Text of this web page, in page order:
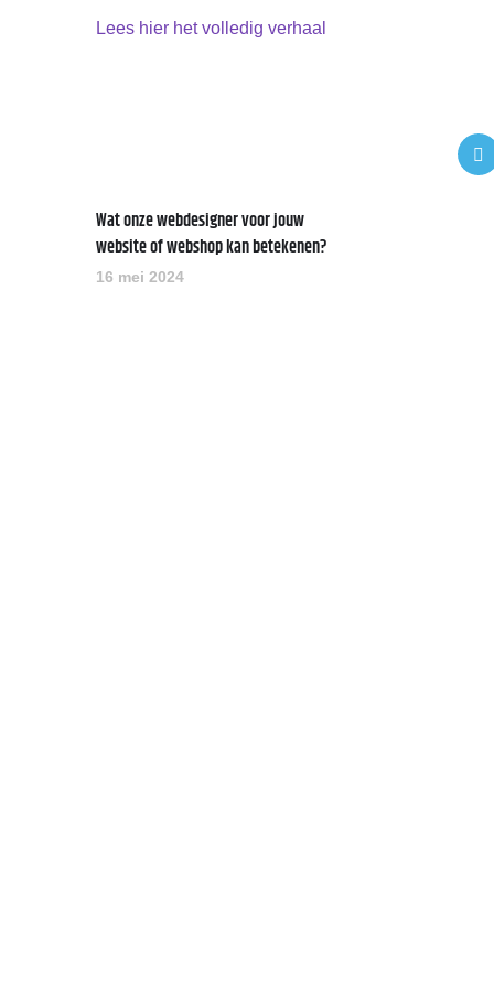
Lees hier het volledig verhaal
Wat onze webdesigner voor jouw
website of webshop kan betekenen?
16 mei 2024